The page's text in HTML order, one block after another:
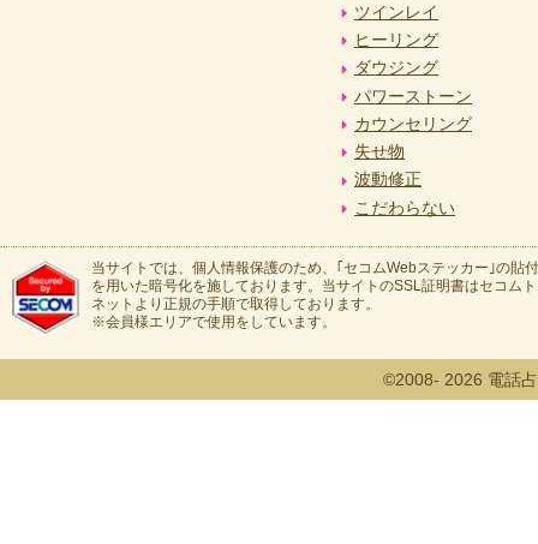
ツインレイ
ヒーリング
ダウジング
パワーストーン
カウンセリング
失せ物
波動修正
こだわらない
当サイトでは、個人情報保護のため、｢セコムWebステッカー｣の貼
を用いた暗号化を施しております。当サイトのSSL証明書はセコム
ネットより正規の手順で取得しております。
※会員様エリアで使用をしています。
©2008- 2026 電話